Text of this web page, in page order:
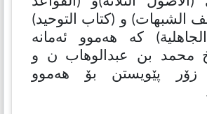
الشبهات) و (كتاب التوحيد)
كە هەموو ئەمانە
محمد بن عبدالوهاب ن و
زۆر پێویستن بۆ هەموو